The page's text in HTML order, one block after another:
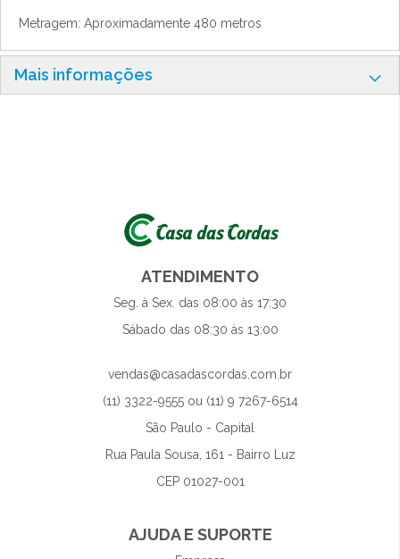
Metragem: Aproximadamente 480 metros
Mais informações
ATENDIMENTO
Seg. à Sex. das 08:00 às 17:30
Sábado das 08:30 às 13:00
vendas@casadascordas.com.br
(11) 3322-9555 ou (11) 9 7267-6514
São Paulo - Capital
Rua Paula Sousa, 161 - Bairro Luz
CEP 01027-001
AJUDA E SUPORTE